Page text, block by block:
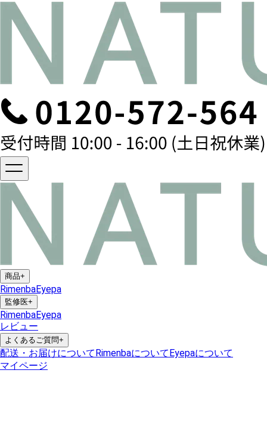
商品+
RimenbaEyepa
監修医+
RimenbaEyepa
レビュー
よくあるご質問+
配送・お届けについてRimenbaについてEyepaについて
マイページ